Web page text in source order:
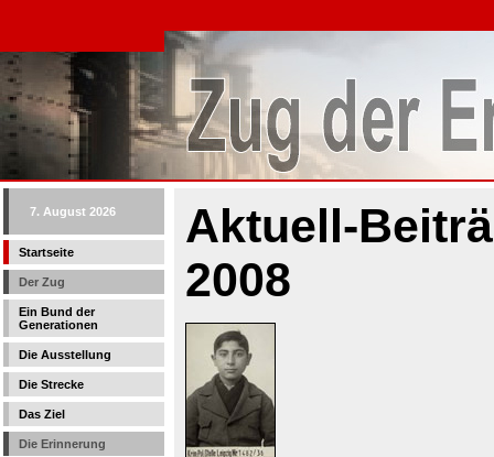
7. August 2026
Startseite
Der Zug
Ein Bund der
Generationen
Die Ausstellung
Die Strecke
Das Ziel
Die Erinnerung
Aktuell-
2008